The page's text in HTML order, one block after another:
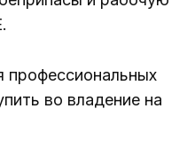
профессиональных
во владение на